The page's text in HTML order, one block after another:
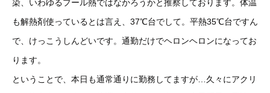
染、いわゆるプール熱ではなかろうかと推察しております。体温
も解熱剤使っているとは言え、37℃台でして。平熱35℃台ですん
で、けっこうしんどいです。通勤だけでヘロンヘロンになってお
ります。
ということで、本日も通常通りに勤務してますが…久々にアクリ